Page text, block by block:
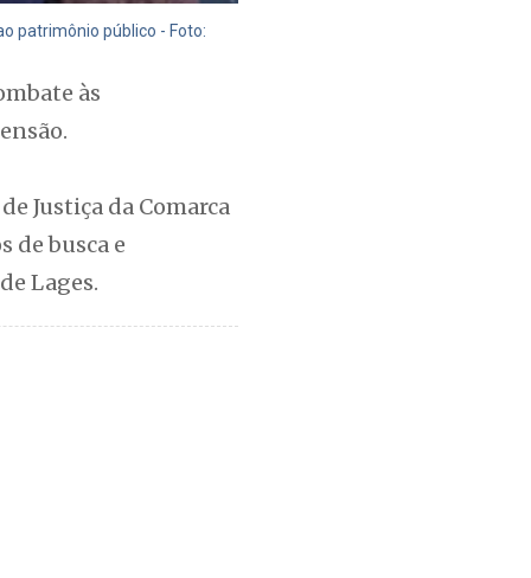
patrimônio público - Foto:
às
Justiça da Comarca
de busca e
Lages.